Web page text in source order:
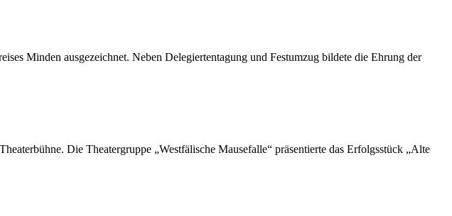
Minden ausgezeichnet. Neben Delegiertentagung und Festumzug bildete die Ehrung der
Die Theatergruppe „Westfälische Mausefalle“ präsentierte das Erfolgsstück „Alte